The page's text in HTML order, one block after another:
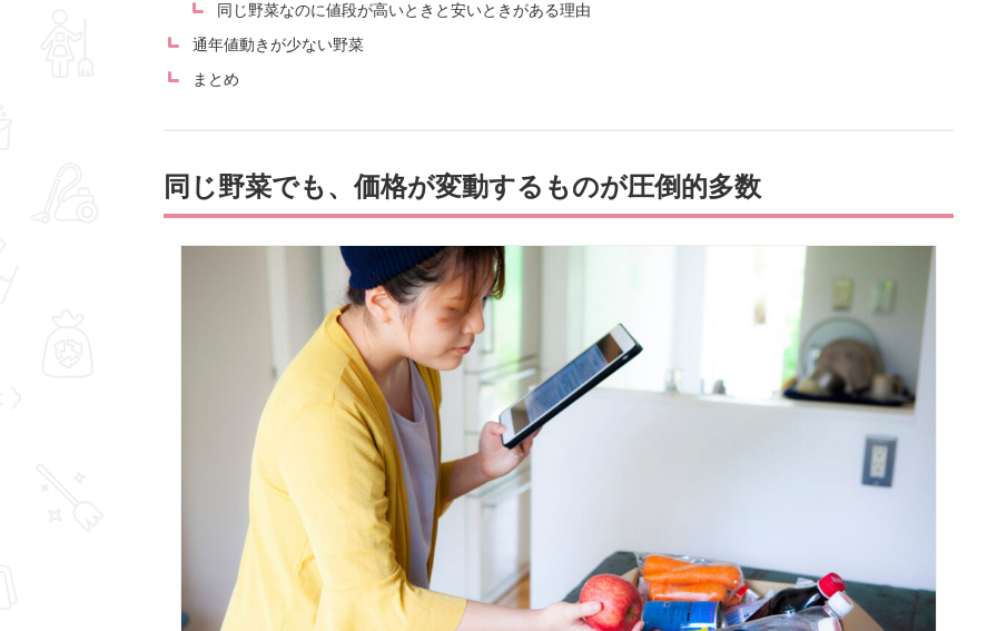
同じ野菜なのに値段が高いときと安いときがある理由
通年値動きが少ない野菜
まとめ
同じ野菜でも、価格が変動するものが圧倒的多数